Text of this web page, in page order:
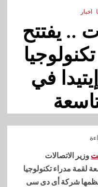
اخبار
.. يفتتح
في
وزير الاتصالات
لقمة مدراء تكنولوجيا
شركة أى دى سى